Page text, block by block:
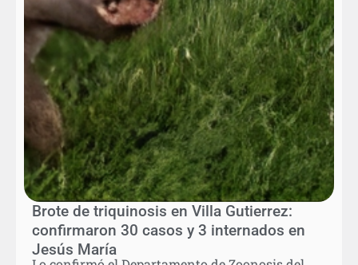
Brote de triquinosis en Villa Gutierrez:
confirmaron 30 casos y 3 internados en
Jesús María